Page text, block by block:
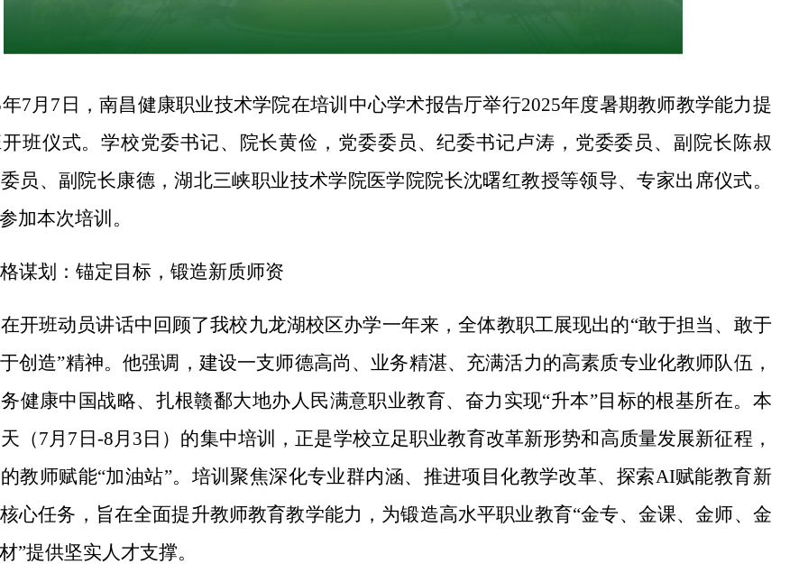
7月7日，南昌健康职业技术学院在培训中心学术报告厅举行2025年度暑期教师教学能力提
班仪式。学校党委书记、院长黄俭， 党委委员、纪委书记卢涛， 党委委员、副院长陈叔
员、 副院长康德，湖北三峡职业技术学院医学院院长沈曙红教授等领导、专家出席仪式。
加本次培训 。
谋划：锚定目标，锻造新质师资
开班动员讲话中回顾了我校九龙湖校区办学一年来，全体教职工展现出的“敢于担当、敢于
创造”精神。他强调，建设一支师德高尚、业务精湛、充满活力的高素质专业化教师队伍，
健康中国战略、扎根赣鄱大地办人民满意职业教育、奋力实现“升本”目标的根基所在。本
（7月7日-8月3日）的集中培训，正是学校立足职业教育改革新形势和高质量发展新征程，
教师赋能“加油站”。培训聚焦深化专业群内涵、推进项目化教学改革、探索AI赋能教育新
心任务，旨在全面提升教师教育教学能力，为锻造高水平职业教育“金专、金课、金师、金
”提供坚实人才支撑。